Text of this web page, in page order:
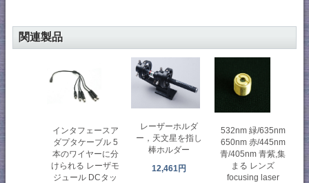
関連製品
インタフェースア
ダプタケーブル 5
本のワイヤーに分
けられる レーザモ
ジュール DCタッ
レーザーホルダ
ー，天文星を指し
棒ホルダー
12,461円
532nm 緑/635nm
650nm 赤/445nm
青/405nm 青紫,集
まる レンズ
focusing laser